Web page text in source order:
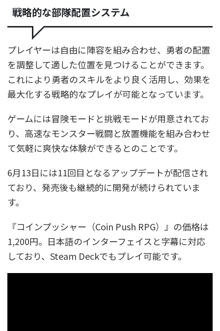
戦略的な部隊配置システム
プレイヤーは自由に陣容を組み合わせ、勇者の配置
を調整して適した位置を見つけることができます。
これにより勇者のスキルをより良く活用し、効果を
最大化する戦略的なプレイが可能となっています。
ゲームには冒険モードと挑戦モードが用意されてお
り、高速なモンスター戦闘と放置機能を組み合わせ
て気軽に爽快な体験ができるとのことです。
6月13日には11回目となるアップデートが配信され
ており、発売後も継続的に開発が続けられていま
す。
『コインプッシャー（Coin Push RPG）』の価格は
1,200円。日本語のインターフェイスと字幕に対応
しており、Steam Deckでもプレイ可能です。